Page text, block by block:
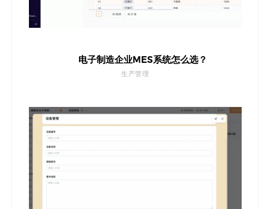
电子制造企业MES系统怎么选？
生产管理